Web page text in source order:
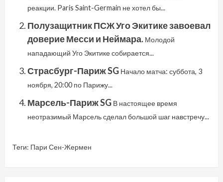
реакции. Paris Saint-Germain не хотел бы...
Полузащитник ПСЖ Уго Экитике завоевал
доверие Месси и Неймара. Молодой
нападающий Уго Экитике собирается...
Страсбург-Париж SG Начало матча: суббота, 3
ноября, 20:00 по Парижу...
Марсель-Париж SG В настоящее время
неотразимый Марсель сделал большой шаг навстречу...
Теги: Пари Сен-Жермен